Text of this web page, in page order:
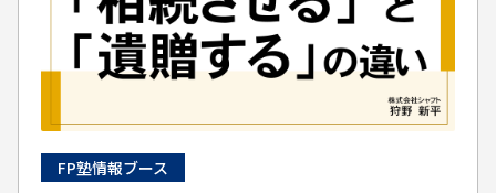
FP塾情報ブース